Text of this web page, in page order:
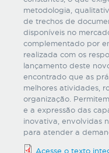
metodologia,
de trechos de
disponíveis no
complementado por
realizada com os
lançamento deste
encontrado que as
melhores atividades,
organização.
e a expressão das
inovativa, envolvidas
para atender a
Acesse o texto